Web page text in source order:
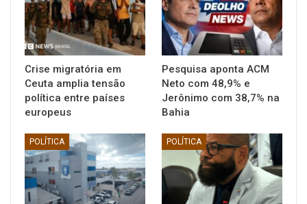
Crise migratória em
Ceuta amplia tensão
política entre países
europeus
Pesquisa aponta ACM
Neto com 48,9% e
Jerônimo com 38,7% na
Bahia
POLÍTICA POLÍTICA